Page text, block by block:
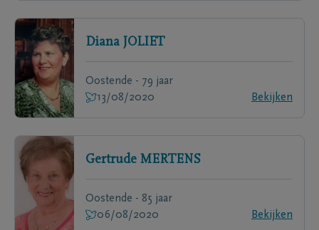
Diana JOLIET
Oostende - 79 jaar
13/08/2020
Bekijken
Gertrude MERTENS
Oostende - 85 jaar
06/08/2020
Bekijken